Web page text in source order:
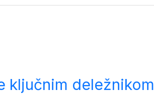
ključnim deležnikom